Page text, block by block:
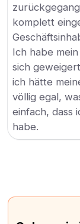
komplett
Ich habe
sich
ich hätte
völlig egal,
einfach, dass
habe.